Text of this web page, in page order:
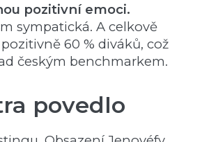
pozitivní emoci.
sympatická. A celkově
60 % diváků, což
českým benchmarkem.
povedlo